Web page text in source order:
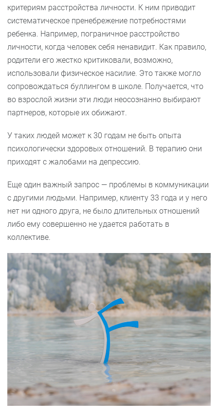
критериям расстройства личности. К ним приводит
систематическое пренебрежение потребностями
ребенка. Например, пограничное расстройство
личности, когда человек себя ненавидит. Как правило,
родители его жестко критиковали, возможно,
использовали физическое насилие. Это также могло
сопровождаться буллингом в школе. Получается, что
во взрослой жизни эти люди неосознанно выбирают
партнеров, которые их обижают.
У таких людей может к 30 годам не быть опыта
психологически здоровых отношений. В терапию они
приходят с жалобами на депрессию.
Еще один важный запрос — проблемы в коммуникации
с другими людьми. Например, клиенту 33 года и у него
нет ни одного друга, не было длительных отношений
либо ему совершенно не удается работать в
коллективе.